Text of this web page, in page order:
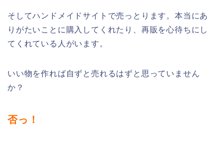
そしてハンドメイドサイトで売っとります。本当にあ
りがたいことに購入してくれたり、再販を心待ちにし
てくれている人がいます。
いい物を作れば自ずと売れるはずと思っていません
か？
否っ！